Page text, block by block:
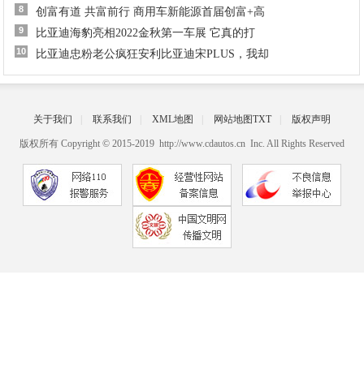
8 创富有道 共富前行 商用车新能源首届创富+高
9 比亚迪海豹亮相2022金秋第一车展 它真的打
10 比亚迪忠粉老公疯狂安利比亚迪宋PLUS，我却
关于我们 联系我们 XML地图 网站地图TXT 版权声明
版权所有 Copyright © 2015-2019 http://www.cdautos.cn Inc. All Rights Reserved